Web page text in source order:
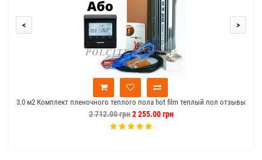
3.0 м2 Комплект пленочного теплого пола hot film теплый пол отзывы
2 712.00 грн2 255.00 грн
< >